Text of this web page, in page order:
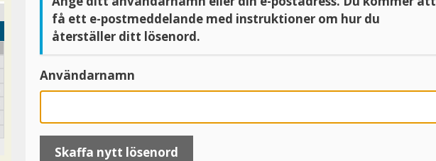
få ett e-postmeddelande med instruktioner om hur du
återställer ditt lösenord.
Användarnamn
Skaffa nytt lösenord